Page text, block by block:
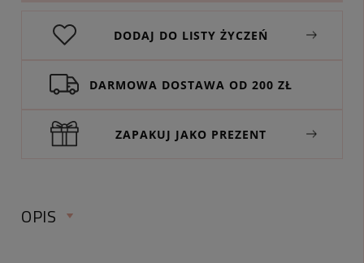
DODAJ DO LISTY ŻYCZEŃ
DARMOWA DOSTAWA OD 200 ZŁ
ZAPAKUJ JAKO PREZENT
OPIS